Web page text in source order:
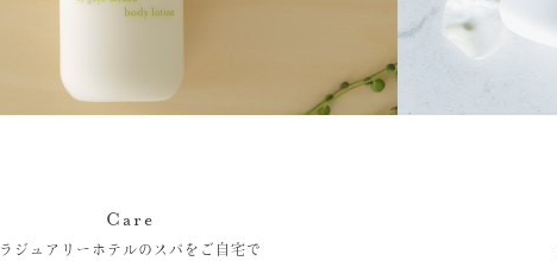
Care
ラジュアリーホテルのスパをご自宅で